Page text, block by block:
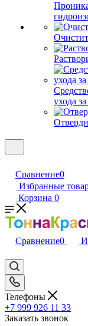
ухода
Сравнение0
Избранные
Корзина 0
Сравнение0
Телефоны
+7 999 926 11 33
Заказать звонок